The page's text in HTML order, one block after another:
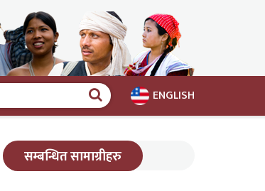
ENGLISH
समाचार
खोज
सम्बन्धित सामाग्रीहरु